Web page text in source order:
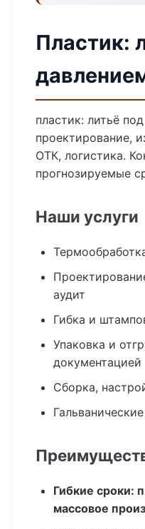
Пластик:
пластик: литьё
проектирование,
ОТК, логистика.
прогнозируемые
Наши услуги
аудит
Гибка и
Упаковка и
документацией
Сборка,
Гибкие сроки:
массовое